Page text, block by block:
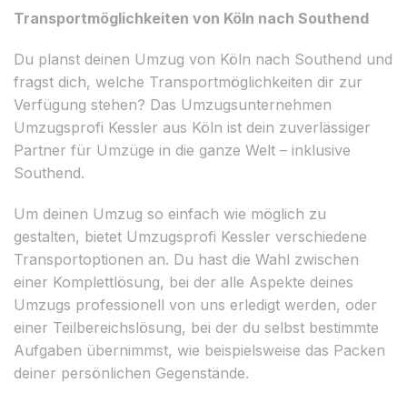
Transportmöglichkeiten von Köln nach Southend
Du planst deinen Umzug von Köln nach Southend und
fragst dich, welche Transportmöglichkeiten dir zur
Verfügung stehen? Das Umzugsunternehmen
Umzugsprofi Kessler aus Köln ist dein zuverlässiger
Partner für Umzüge in die ganze Welt – inklusive
Southend.
Um deinen Umzug so einfach wie möglich zu
gestalten, bietet Umzugsprofi Kessler verschiedene
Transportoptionen an. Du hast die Wahl zwischen
einer Komplettlösung, bei der alle Aspekte deines
Umzugs professionell von uns erledigt werden, oder
einer Teilbereichslösung, bei der du selbst bestimmte
Aufgaben übernimmst, wie beispielsweise das Packen
deiner persönlichen Gegenstände.